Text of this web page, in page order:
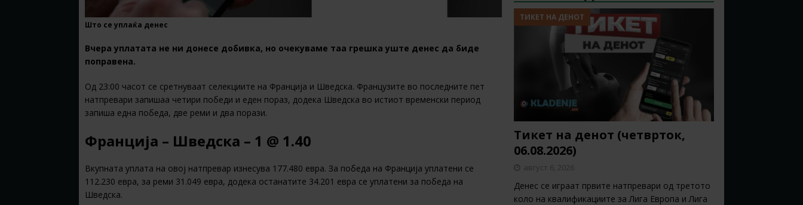
Што се уплаќа денес
Вчера уплатата не ни донесе добивка, но очекуваме таа грешка уште денес да биде
поправена.
Од 23:00 часот се сретнуваат селекциите на Франција и Шведска. Французите во последните пет
натпревари запишаа четири победи и еден пораз, додека Шведска во истиот временски период
запиша една победа, две реми и два порази.
Франција – Шведска – 1 @ 1.40
Вкупната уплата на овој натпревар изнесува 177.480 евра. За победа на Франција уплатени се
112.230 евра, за реми 31.049 евра, додека останатите 34.201 евра се уплатени за победа на
Шведска.
ТИКЕТ НА ДЕНОТ
Тикет на денот (четврток,
06.08.2026)
август 6, 2026
Денес се играат првите натпревари од третото
коло на квалификациите за Лига Европа и Лига